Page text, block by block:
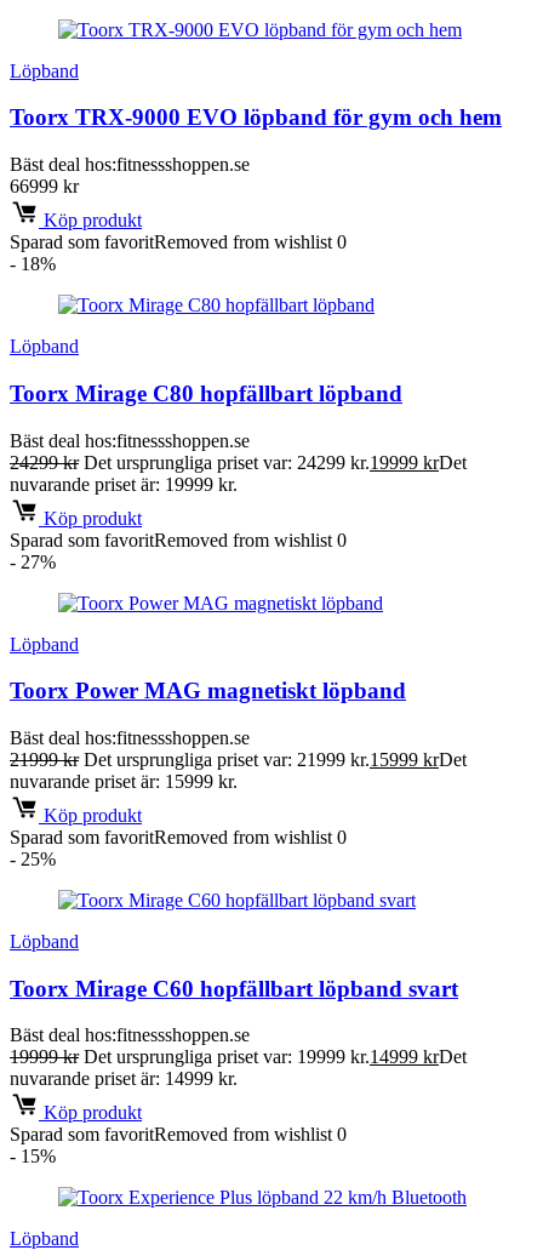
Löpband
Toorx TRX-9000 EVO löpband för gym och hem
Bäst deal hos:fitnessshoppen.se
66999 kr
Köp produkt
Sparad som favoritRemoved from wishlist 0
- 18%
Löpband
Toorx Mirage C80 hopfällbart löpband
Bäst deal hos:fitnessshoppen.se
24299kr Det ursprungliga priset var: 24299 kr.19999 krDet
nuvarande priset är: 19999 kr.
Köp produkt
Sparad som favoritRemoved from wishlist 0
- 27%
Löpband
Toorx Power MAG magnetiskt löpband
Bäst deal hos:fitnessshoppen.se
21999kr Det ursprungliga priset var: 21999 kr.15999 krDet
nuvarande priset är: 15999 kr.
Köp produkt
Sparad som favoritRemoved from wishlist 0
- 25%
Löpband
Toorx Mirage C60 hopfällbart löpband svart
Bäst deal hos:fitnessshoppen.se
19999kr Det ursprungliga priset var: 19999 kr.14999 krDet
nuvarande priset är: 14999 kr.
Köp produkt
Sparad som favoritRemoved from wishlist 0
- 15%
Löpband